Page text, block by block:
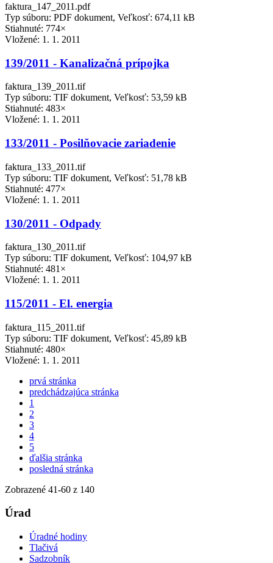
faktura_147_2011.pdf
Typ súboru: PDF dokument, Veľkosť: 674,11 kB
Stiahnuté: 774×
Vložené: 1. 1. 2011
139/2011 - Kanalizačná prípojka
faktura_139_2011.tif
Typ súboru: TIF dokument, Veľkosť: 53,59 kB
Stiahnuté: 483×
Vložené: 1. 1. 2011
133/2011 - Posilňovacie zariadenie
faktura_133_2011.tif
Typ súboru: TIF dokument, Veľkosť: 51,78 kB
Stiahnuté: 477×
Vložené: 1. 1. 2011
130/2011 - Odpady
faktura_130_2011.tif
Typ súboru: TIF dokument, Veľkosť: 104,97 kB
Stiahnuté: 481×
Vložené: 1. 1. 2011
115/2011 - El. energia
faktura_115_2011.tif
Typ súboru: TIF dokument, Veľkosť: 45,89 kB
Stiahnuté: 480×
Vložené: 1. 1. 2011
prvá stránka
predchádzajúca stránka
1
2
3
4
5
ďalšia stránka
posledná stránka
Zobrazené 41-60 z 140
Úrad
Úradné hodiny
Tlačivá
Sadzobník